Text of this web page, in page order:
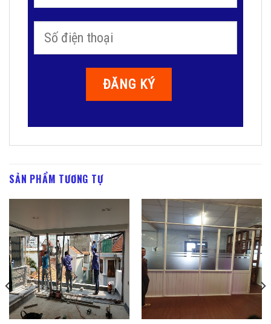
SẢN PHẨM TƯƠNG TỰ